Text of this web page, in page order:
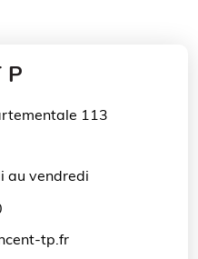
P
113
au vendredi
tp.fr